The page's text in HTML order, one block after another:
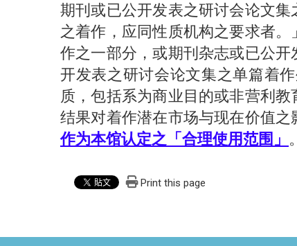
期刊或已公开发表之研讨会论文集
之着作，应同性质机构之要求者
作之一部分，或期刊杂志或已公
开发表之研讨会论文集之单篇着
质，包括系为商业目的或非营利教
结果对着作潜在市场与现在价值之
作为本馆认定之「合理使用范围」
Print this page